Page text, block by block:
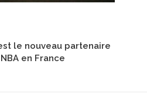
le nouveau partenaire
en France